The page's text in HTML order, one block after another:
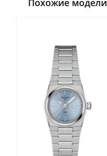
Похожие модели